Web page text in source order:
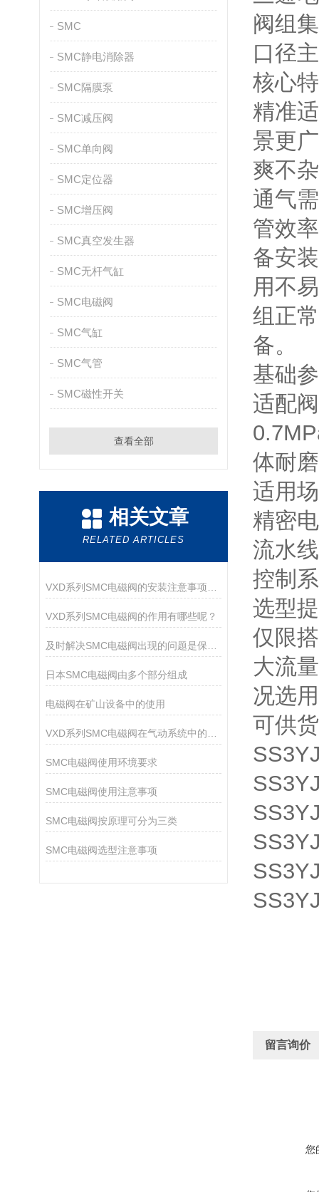
SMC
SMC静电消除器
SMC隔膜泵
SMC减压阀
SMC单向阀
SMC定位器
SMC增压阀
SMC真空发生器
SMC无杆气缸
SMC电磁阀
SMC气缸
SMC气管
SMC磁性开关
查看全部
相关文章
RELATED ARTICLES
VXD系列SMC电磁阀的作用有哪些呢？
日本SMC电磁阀由多个部分组成
电磁阀在矿山设备中的使用
SMC电磁阀使用环境要求
SMC电磁阀使用注意事项
SMC电磁阀按原理可分为三类
SMC电磁阀选型注意事项
阀组
口径
核心
精准
景更
爽不
通气
管效
备安
用不
组正
备。
基础
适配
体耐
适用
精密
流水
控制
选型
仅限
大流
况选
可供
留言询价
您